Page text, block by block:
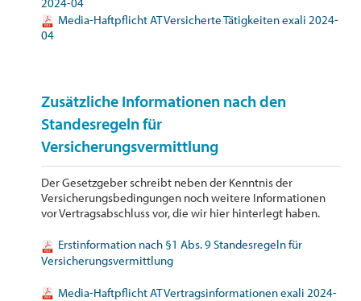
Media-Haftpflicht AT Versicherte Tätigkeiten exali 2024-
04
Zusätzliche Informationen nach den
Standesregeln für
Versicherungsvermittlung
Der Gesetzgeber schreibt neben der Kenntnis der
Versicherungsbedingungen noch weitere Informationen
vor Vertragsabschluss vor, die wir hier hinterlegt haben.
Erstinformation nach §1 Abs. 9 Standesregeln für
Versicherungsvermittlung
Media-Haftpflicht AT Vertragsinformationen exali 2024-